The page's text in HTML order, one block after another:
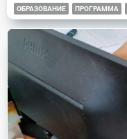
ОБРАЗОВАНИЕ ПРОГРАММА